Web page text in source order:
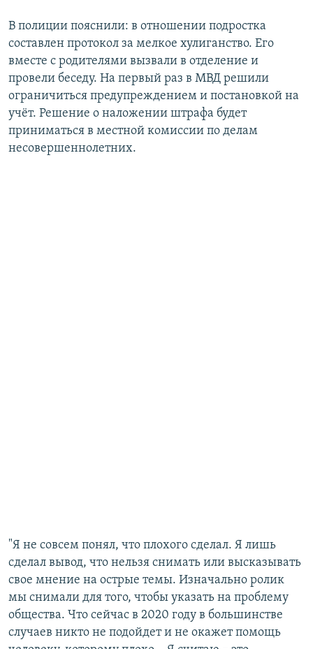
В полиции пояснили: в отношении подростка
составлен протокол за мелкое хулиганство. Его
вместе с родителями вызвали в отделение и
провели беседу. На первый раз в МВД решили
ограничиться предупреждением и постановкой на
учёт. Решение о наложении штрафа будет
приниматься в местной комиссии по делам
несовершеннолетних.
"Я не совсем понял, что плохого сделал. Я лишь
сделал вывод, что нельзя снимать или высказывать
свое мнение на острые темы. Изначально ролик
мы снимали для того, чтобы указать на проблему
общества. Что сейчас в 2020 году в большинстве
случаев никто не подойдет и не окажет помощь